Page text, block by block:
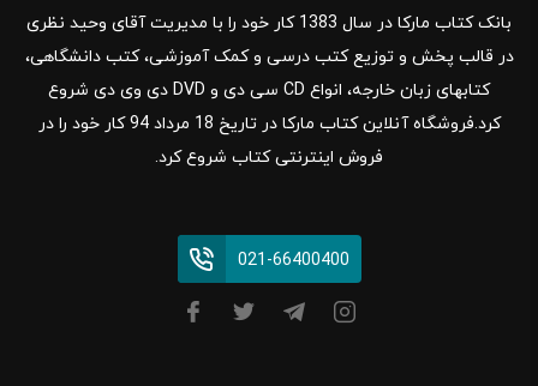
بانک کتاب مارکا در سال 1383 کار خود را با مدیریت آقای وحید نظری
در قالب پخش و توزیع کتب درسی و کمک آموزشی، کتب دانشگاهی،
کتابهای زبان خارجه، انواع CD سی دی و DVD دی وی دی شروع
کرد.فروشگاه آنلاین کتاب مارکا در تاریخ 18 مرداد 94 کار خود را در
فروش اینترنتی کتاب شروع کرد.
021-66400400